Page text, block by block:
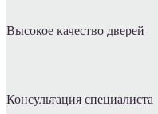
Высокое качество дверей
Консультация специалиста